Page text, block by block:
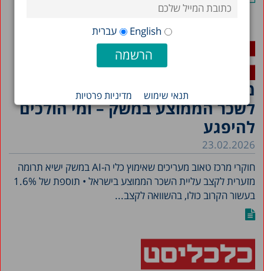
English עברית
תנאי שימוש מדיניות פרטיות
לשכר הממוצע במשק – ומי הולכים
להיפגע
23.02.2026
חוקרי מרכז טאוב מעריכים שאימוץ כלי ה-AI במשק ישיא תרומה
מזערית לקצב עליית השכר הממוצע בישראל • תוספת של 1.6%
בעשור הקרוב כולו, בהשוואה לקצב...